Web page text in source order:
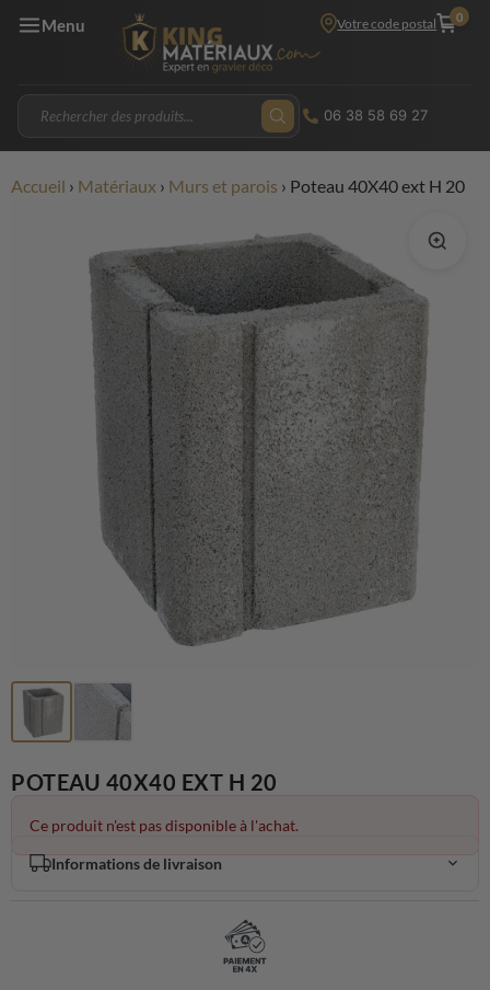
Menu Votre code postal 0
06 38 58 69 27
Accueil › Matériaux › Murs et parois › Poteau 40X40 ext H 20
POTEAU 40X40 EXT H 20
Ce produit n'est pas disponible à l'achat.
Informations de livraison